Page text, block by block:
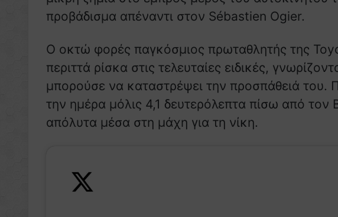
προβάδισμα απέναντι στον Sébastien Ogier.
Ο οκτώ φορές παγκόσμιος πρωταθλητής της
περιττά ρίσκα στις τελευταίες ειδικές,
μπορούσε να καταστρέψει την προσπάθειά του.
την ημέρα μόλις 4,1 δευτερόλεπτα πίσω από τον
απόλυτα μέσα στη μάχη για τη νίκη.